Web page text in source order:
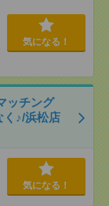
気になる！
ッチング
♪/浜松店
気になる！